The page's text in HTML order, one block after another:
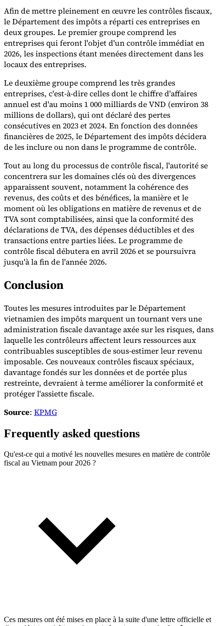
Afin de mettre pleinement en œuvre les contrôles fiscaux,
le Département des impôts a réparti ces entreprises en
deux groupes. Le premier groupe comprend les
entreprises qui feront l'objet d'un contrôle immédiat en
2026, les inspections étant menées directement dans les
locaux des entreprises.
Le deuxième groupe comprend les très grandes
entreprises, c'est-à-dire celles dont le chiffre d'affaires
annuel est d'au moins 1 000 milliards de VND (environ 38
millions de dollars), qui ont déclaré des pertes
consécutives en 2023 et 2024. En fonction des données
financières de 2025, le Département des impôts décidera
de les inclure ou non dans le programme de contrôle.
Tout au long du processus de contrôle fiscal, l'autorité se
concentrera sur les domaines clés où des divergences
apparaissent souvent, notamment la cohérence des
revenus, des coûts et des bénéfices, la manière et le
moment où les obligations en matière de revenus et de
TVA sont comptabilisées, ainsi que la conformité des
déclarations de TVA, des dépenses déductibles et des
transactions entre parties liées. Le programme de
contrôle fiscal débutera en avril 2026 et se poursuivra
jusqu'à la fin de l'année 2026.
Conclusion
Toutes les mesures introduites par le Département
vietnamien des impôts marquent un tournant vers une
administration fiscale davantage axée sur les risques, dans
laquelle les contrôleurs affectent leurs ressources aux
contribuables susceptibles de sous-estimer leur revenu
imposable. Ces nouveaux contrôles fiscaux spéciaux,
davantage fondés sur les données et de portée plus
restreinte, devraient à terme améliorer la conformité et
protéger l'assiette fiscale.
Source: KPMG
Frequently asked questions
Qu'est-ce qui a motivé les nouvelles mesures en matière de contrôle
fiscal au Vietnam pour 2026 ?
Ces mesures ont été mises en place à la suite d'une lettre officielle et